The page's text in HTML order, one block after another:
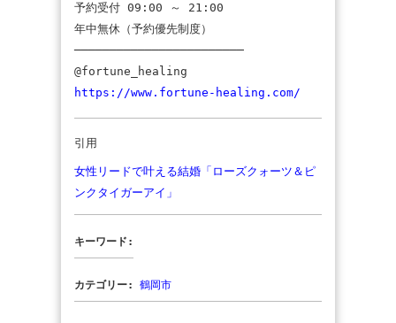
予約受付 09:00 ～ 21:00
年中無休（予約優先制度）
────────────────────────
@fortune_healing
https://www.fortune-healing.com/
引用
女性リードで叶える結婚「ローズクォーツ＆ピ
ンクタイガーアイ」
キーワード:
カテゴリー: 鶴岡市